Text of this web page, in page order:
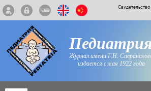
Журнал имени Г.Н.
издается с мая 1922 года